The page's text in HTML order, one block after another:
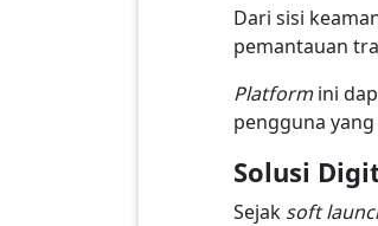
Dari sisi
pemantauan
Platformini
pengguna
Solusi
Sejak soft